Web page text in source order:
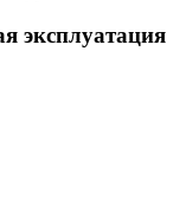
эксплуатация